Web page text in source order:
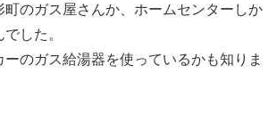
町のガス屋さんか、ホームセンターしか
した。
ーのガス給湯器を使っているかも知りま